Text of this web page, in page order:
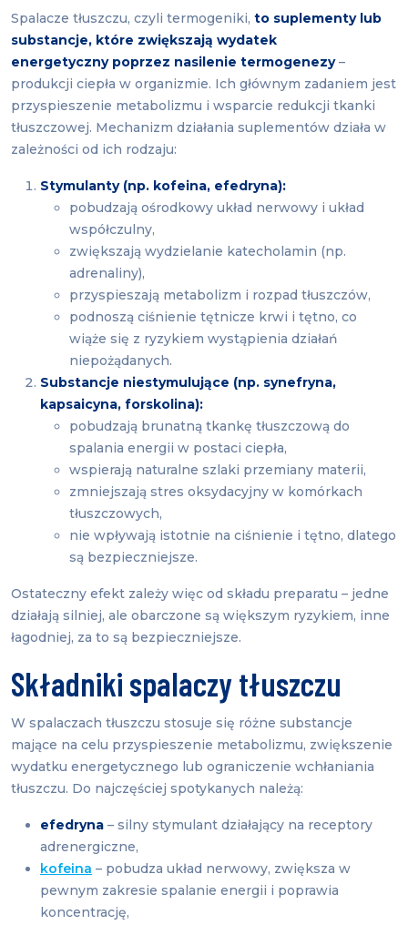
Spalacze tłuszczu, czyli termogeniki, to suplementy lub
substancje, które zwiększają wydatek
energetyczny poprzez nasilenie termogenezy–
produkcji ciepła w organizmie. Ich głównym zadaniem jest
przyspieszenie metabolizmu i wsparcie redukcji tkanki
tłuszczowej. Mechanizm działania suplementów działa w
zależności od ich rodzaju:
Stymulanty (np. kofeina, efedryna):
pobudzają ośrodkowy układ nerwowy i układ
współczulny,
zwiększają wydzielanie katecholamin (np.
adrenaliny),
przyspieszają metabolizm i rozpad tłuszczów,
podnoszą ciśnienie tętnicze krwi i tętno, co
wiąże się z ryzykiem wystąpienia działań
niepożądanych.
Substancje niestymulujące (np. synefryna,
kapsaicyna, forskolina):
pobudzają brunatną tkankę tłuszczową do
spalania energii w postaci ciepła,
wspierają naturalne szlaki przemiany materii,
zmniejszają stres oksydacyjny w komórkach
tłuszczowych,
nie wpływają istotnie na ciśnienie i tętno, dlatego
są bezpieczniejsze.
Ostateczny efekt zależy więc od składu preparatu – jedne
działają silniej, ale obarczone są większym ryzykiem, inne
łagodniej, za to są bezpieczniejsze.
Składniki spalaczy tłuszczu
W spalaczach tłuszczu stosuje się różne substancje
mające na celu przyspieszenie metabolizmu, zwiększenie
wydatku energetycznego lub ograniczenie wchłaniania
tłuszczu. Do najczęściej spotykanych należą:
efedryna – silny stymulant działający na receptory
adrenergiczne,
kofeina – pobudza układ nerwowy, zwiększa w
pewnym zakresie spalanie energii i poprawia
koncentrację,